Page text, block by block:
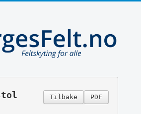
PDF
Tilbake